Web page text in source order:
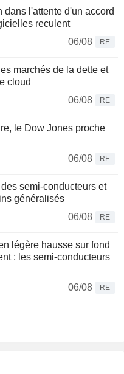
dans l'attente d'un accord
reculent
06/08
RE
marchés de la dette et
cloud
06/08
RE
le Dow Jones proche
06/08
RE
semi-conducteurs et
généralisés
06/08
RE
légère hausse sur fond
; les semi-conducteurs
06/08
RE